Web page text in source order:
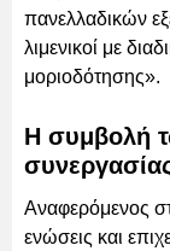
πανελλαδικών
λιμενικοί με
μοριοδότησης».
Η συμβολή
Αναφερόμενος
ενώσεις και